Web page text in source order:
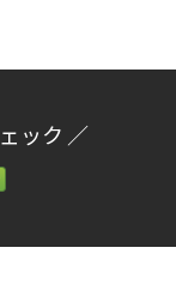
ック ／